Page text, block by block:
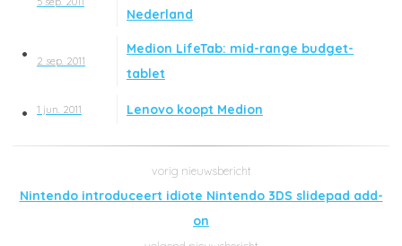
Nederland
2 sep. 2011
Medion LifeTab: mid-range budget-
tablet
1 jun. 2011 Lenovo koopt Medion
Nintendo introduceert idiote Nintendo 3DS slidepad add-
on